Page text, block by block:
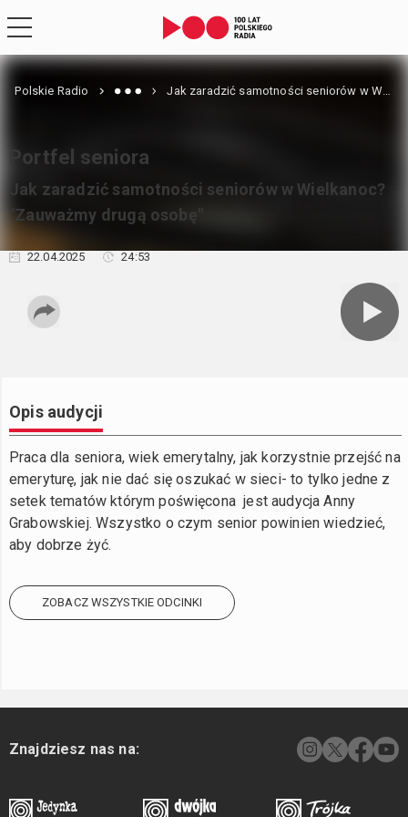
Polskie Radio Jak zaradzić samotności seniorów w Wielkanoc? "Zauważmy drugą osobę"
Portfel seniora
Jak zaradzić samotności seniorów w Wielkanoc?
"Zauważmy drugą osobę"
22.04.2025 24:53
Opis audycji
Praca dla seniora, wiek emerytalny, jak korzystnie przejść na
emeryturę, jak nie dać się oszukać w sieci- to tylko jedne z
setek tematów którym poświęcona jest audycja Anny
Grabowskiej. Wszystko o czym senior powinien wiedzieć,
aby dobrze żyć.
ZOBACZ WSZYSTKIE ODCINKI
Znajdziesz nas na: